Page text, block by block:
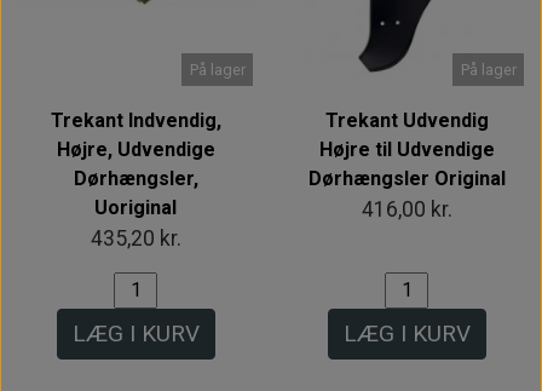
På lager
Trekant Indvendig,
Højre, Udvendige
Dørhængsler,
Uoriginal
435,20 kr.
LÆG I KURV
På lager
Trekant Udvendig
Højre til Udvendige
Dørhængsler Original
416,00 kr.
LÆG I KURV